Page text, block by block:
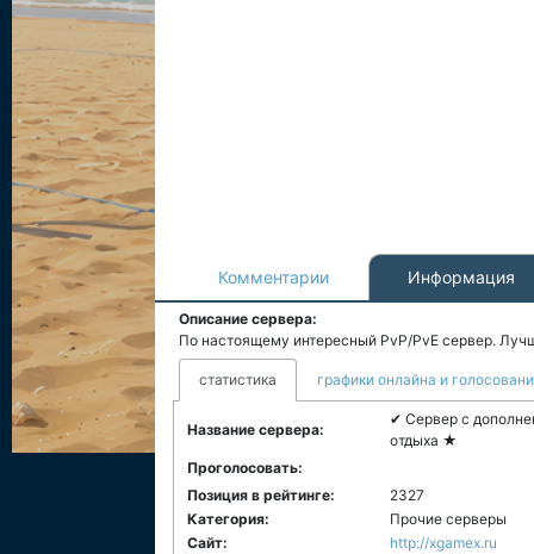
Комментарии Информация
Описание сервера:
По настоящему интересный PvP/PvE сервер.
статистика графики онлайна и
Название сервера:
✔ Сервер с
отдыха ★
Проголосовать:
Позиция в рейтинге:
2327
Категория:
Прочие серверы
Сайт:
http://xgamex.ru